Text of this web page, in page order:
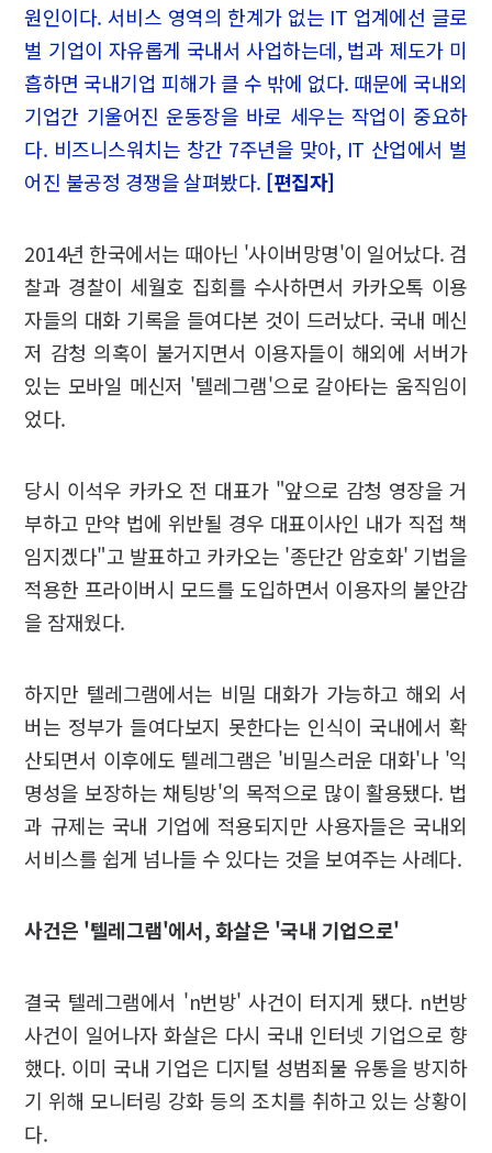
원인이다. 서비스 영역의 한계가 없는 IT 업계에선 글로
벌 기업이 자유롭게 국내서 사업하는데, 법과 제도가 미
흡하면 국내기업 피해가 클 수 밖에 없다. 때문에 국내외
기업간 기울어진 운동장을 바로 세우는 작업이 중요하
다. 비즈니스워치는 창간 7주년을 맞아, IT 산업에서 벌
어진 불공정 경쟁을 살펴봤다. [편집자]
2014년 한국에서는 때아닌 '사이버망명'이 일어났다. 검
찰과 경찰이 세월호 집회를 수사하면서 카카오톡 이용
자들의 대화 기록을 들여다본 것이 드러났다. 국내 메신
저 감청 의혹이 불거지면서 이용자들이 해외에 서버가
있는 모바일 메신저 '텔레그램'으로 갈아타는 움직임이
었다.
당시 이석우 카카오 전 대표가 "앞으로 감청 영장을 거
부하고 만약 법에 위반될 경우 대표이사인 내가 직접 책
임지겠다"고 발표하고 카카오는 '종단간 암호화' 기법을
적용한 프라이버시 모드를 도입하면서 이용자의 불안감
을 잠재웠다.
하지만 텔레그램에서는 비밀 대화가 가능하고 해외 서
버는 정부가 들여다보지 못한다는 인식이 국내에서 확
산되면서 이후에도 텔레그램은 '비밀스러운 대화'나 '익
명성을 보장하는 채팅방'의 목적으로 많이 활용됐다. 법
과 규제는 국내 기업에 적용되지만 사용자들은 국내외
서비스를 쉽게 넘나들 수 있다는 것을 보여주는 사례다.
사건은 '텔레그램'에서, 화살은 '국내 기업으로'
결국 텔레그램에서 'n번방' 사건이 터지게 됐다. n번방
사건이 일어나자 화살은 다시 국내 인터넷 기업으로 향
했다. 이미 국내 기업은 디지털 성범죄물 유통을 방지하
기 위해 모니터링 강화 등의 조치를 취하고 있는 상황이
다.